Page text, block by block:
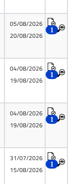
05/08/2026
20/08/2026
1
04/08/2026
19/08/2026
1
04/08/2026
19/08/2026
1
31/07/2026
15/08/2026
1